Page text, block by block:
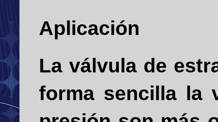
Aplicación
La válvula de
forma sencilla la